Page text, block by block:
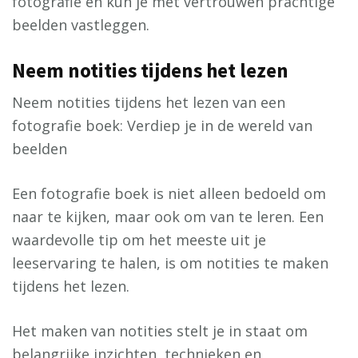
beelden vastleggen.
Neem notities tijdens het lezen
Neem notities tijdens het lezen van een
fotografie boek: Verdiep je in de wereld van
beelden
Een fotografie boek is niet alleen bedoeld om
naar te kijken, maar ook om van te leren. Een
waardevolle tip om het meeste uit je
leeservaring te halen, is om notities te maken
tijdens het lezen.
Het maken van notities stelt je in staat om